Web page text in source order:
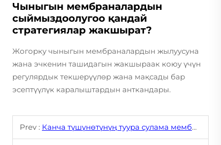
Чыныгын мембраналардын
сыймыздоолугоо қандай
стратегиялар жакшырат?
Жогорку чыныгын мембраналардын жылуусуна
жана эчкенин ташидагын жакшыраак коюу үчүн
регулярдык текшерүүлөр жана мақсады бар
эсептүүлүк каралыштардын анткандары.
Prev : Канча түшүнөтүнүң туура сулама мембранасын тандоо